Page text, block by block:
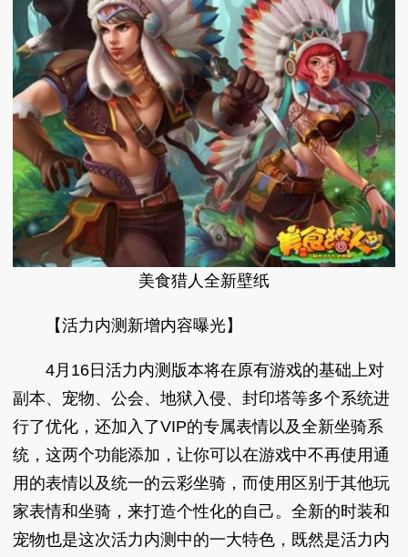
美食猎人全新壁纸
【活力内测新增内容曝光】
4月16日活力内测版本将在原有游戏的基础上对
副本、宠物、公会、地狱入侵、封印塔等多个系统进
行了优化，还加入了VIP的专属表情以及全新坐骑系
统，这两个功能添加，让你可以在游戏中不再使用通
用的表情以及统一的云彩坐骑，而使用区别于其他玩
家表情和坐骑，来打造个性化的自己。全新的时装和
宠物也是这次活力内测中的一大特色，既然是活力内